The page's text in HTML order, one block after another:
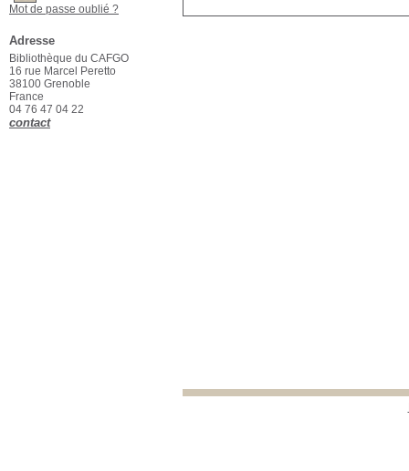
Mot de passe oublié ?
Adresse
Bibliothèque du CAFGO
16 rue Marcel Peretto
38100 Grenoble
France
04 76 47 04 22
contact